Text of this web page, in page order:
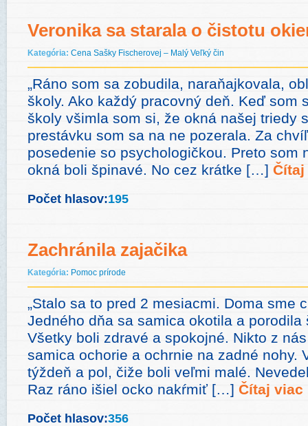
Veronika sa starala o čistotu
Kategória: Cena Sašky Fischerovej – Malý Veľký čin
„Ráno som sa zobudila, naraňajkovala,
školy. Ako každý pracovný deň. Keď som
školy všimla som si, že okná našej triedy
prestávku som sa na ne pozerala. Za
posedenie so psychologičkou. Preto som
okná boli špinavé. No cez krátke […] Čítaj
Počet hlasov:195
Zachránila zajačika
Kategória: Pomoc prírode
„Stalo sa to pred 2 mesiacmi. Doma sme
Jedného dňa sa samica okotila a
Všetky boli zdravé a spokojné. Nikto z
samica ochorie a ochrnie na zadné nohy.
týždeň a pol, čiže boli veľmi malé.
Raz ráno išiel ocko nakŕmiť […] Čítaj viac
Počet hlasov:356